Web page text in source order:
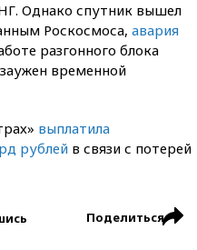
Однако спутник вышел
Роскосмоса, авария
разгонного блока
временной
выплатила
рублей в связи с потерей
Поделиться